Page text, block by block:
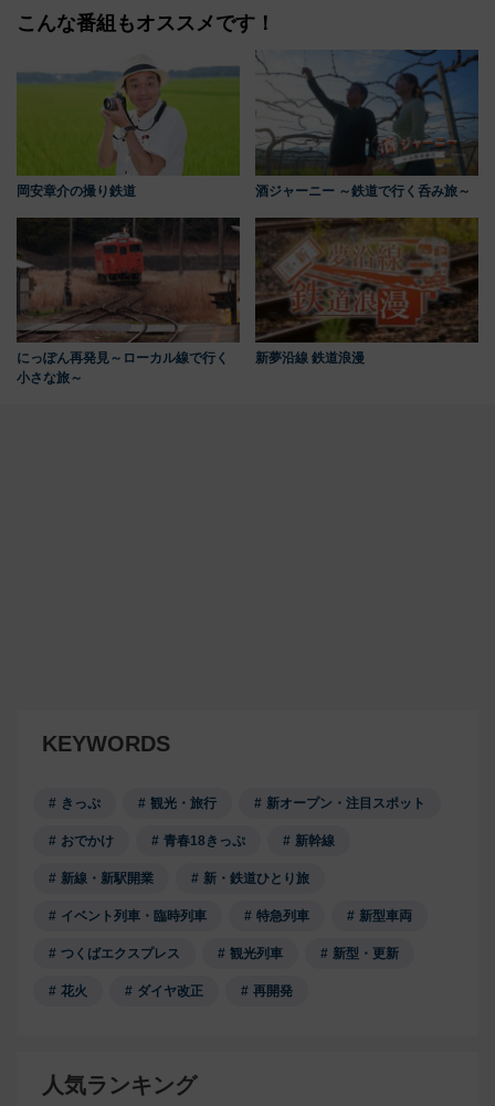
こんな番組もオススメです！
岡安章介の撮り鉄道 酒ジャーニー ～鉄道で行く呑み旅～
にっぽん再発見～ローカル線で行く
小さな旅～
新夢沿線 鉄道浪漫
KEYWORDS
きっぷ 観光・旅行 新オープン・注目スポット
おでかけ 青春18きっぷ 新幹線
新線・新駅開業 新・鉄道ひとり旅
イベント列車・臨時列車 特急列車 新型車両
つくばエクスプレス 観光列車 新型・更新
花火 ダイヤ改正 再開発
人気ランキング